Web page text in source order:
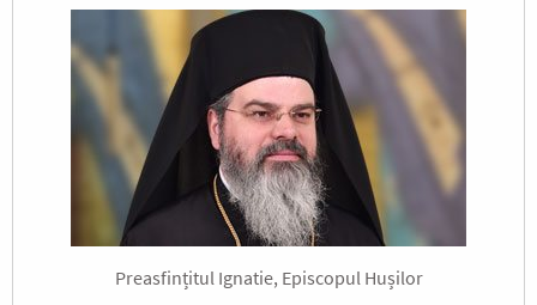
Preasfințitul Ignatie, Episcopul Hușilor